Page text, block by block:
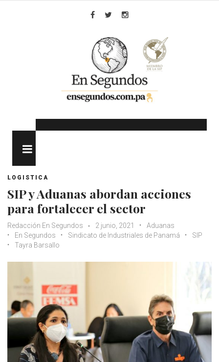
LOGISTICA
SIP y Aduanas abordan acciones
para fortalecer el sector
Redacción En Segundos 2 junio, 2021
Aduanas
En Segundos
Sindicato de Industriales de Panamá
SIP
Tayra Barsallo